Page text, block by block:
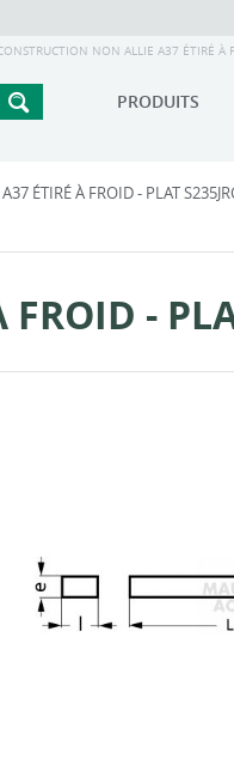
NON ALLIE A37 ÉTIRÉ
PRODUITS
ÉTIRÉ À FROID - PLAT
FROID -